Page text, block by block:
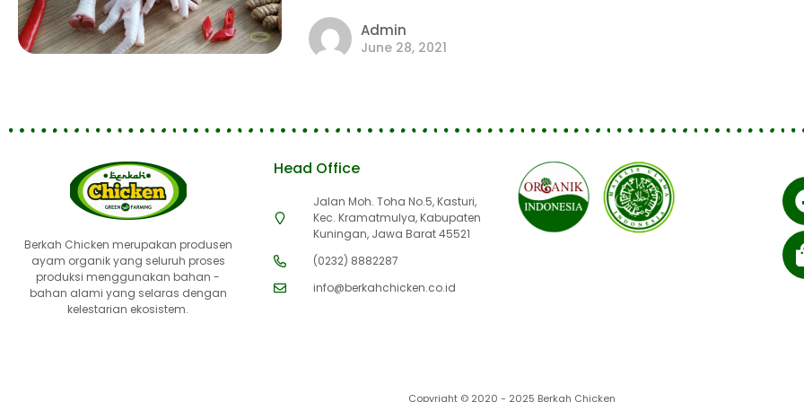
Admin
June 28, 2021
Berkah Chicken merupakan produsen
ayam organik yang seluruh proses
produksi menggunakan bahan -
bahan alami yang selaras dengan
kelestarian ekosistem.
Head Office
Jalan Moh. Toha No.5, Kasturi,
Kec. Kramatmulya, Kabupaten
Kuningan, Jawa Barat 45521
(0232) 8882287
info@berkahchicken.co.id
Copyright © 2020 - 2025 Berkah Chicken